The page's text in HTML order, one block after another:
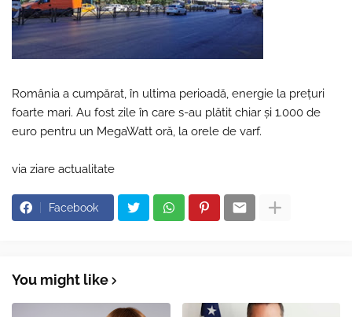
România a cumpărat, în ultima perioadă, energie la preţuri
foarte mari. Au fost zile în care s-au plătit chiar şi 1.000 de
euro pentru un MegaWatt oră, la orele de varf.
via ziare actualitate
Facebook
You might like